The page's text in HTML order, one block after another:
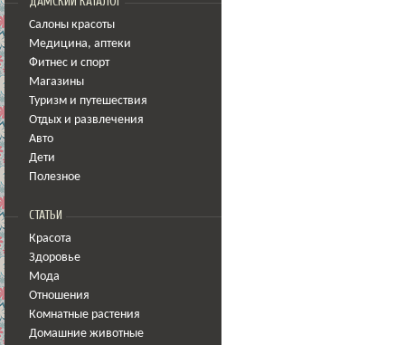
Салоны красоты
Медицина, аптеки
Фитнес и спорт
Магазины
Туризм и путешествия
Отдых и развлечения
Авто
Дети
Полезное
СТАТЬИ
Красота
Здоровье
Мода
Отношения
Комнатные растения
Домашние животные